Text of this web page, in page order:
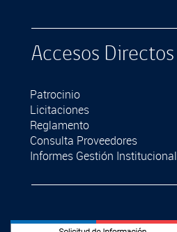
Accesos Directos
Patrocinio
Licitaciones
Reglamento
Consulta Proveedores
Informes Gestión Institucional